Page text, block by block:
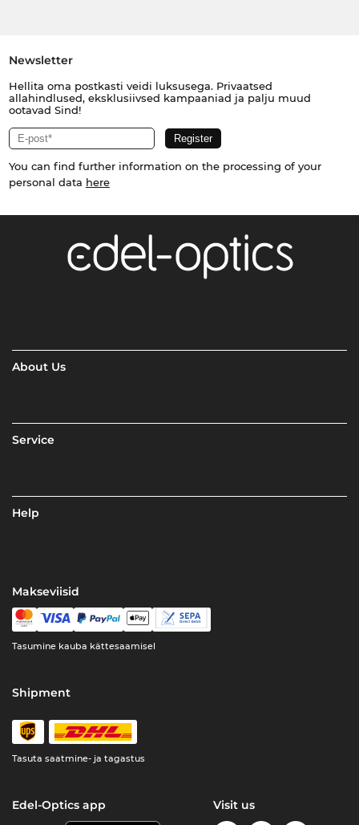
Newsletter
Hellita oma postkasti veidi luksusega. Privaatsed
allahindlused, eksklusiivsed kampaaniad ja palju muud
ootavad Sind!
You can find further information on the processing of your
personal data here
About Us
Service
Help
Makseviisid
Tasumine kauba kättesaamisel
Shipment
Tasuta saatmine- ja tagastus
Edel-Optics app Visit us